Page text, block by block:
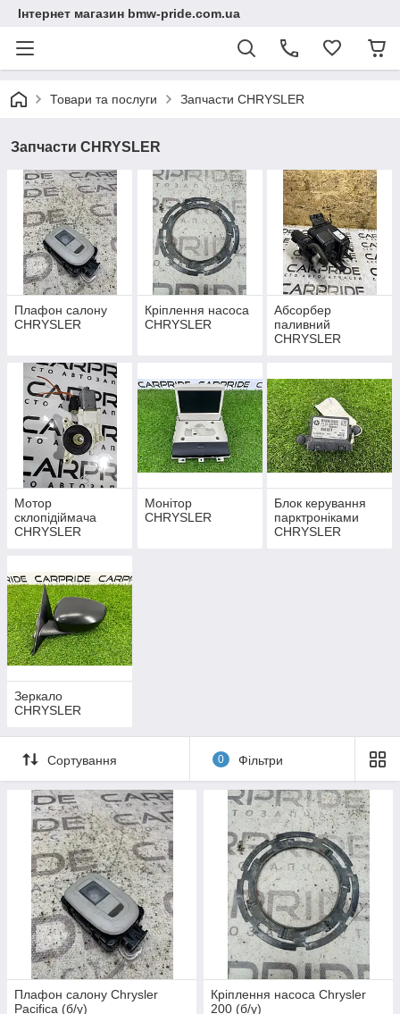
Інтернет магазин bmw-pride.com.ua
Товари та послуги Запчасти CHRYSLER
Запчасти CHRYSLER
Плафон салону
CHRYSLER
Кріплення насоса
CHRYSLER
Абсорбер
паливний
CHRYSLER
Мотор
склопідіймача
CHRYSLER
Монітор
CHRYSLER
Блок керування
парктроніками
CHRYSLER
Зеркало
CHRYSLER
Сортування 0 Фільтри
Плафон салону Chrysler
Pacifica (б/у)
Кріплення насоса Chrysler
200 (б/у)